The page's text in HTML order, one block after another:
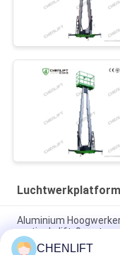
Luchtwerkplatform
Aluminium
verticale lift, 9 meter
CHENLIFT